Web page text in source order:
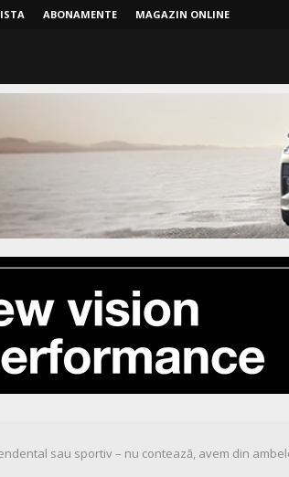
ABONAMENTE MAGAZIN ONLINE
sau sportiv – nu contează, avem din